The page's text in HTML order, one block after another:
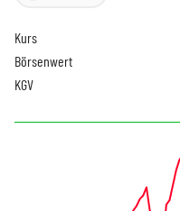
Kurs
Börsenwert
KGV